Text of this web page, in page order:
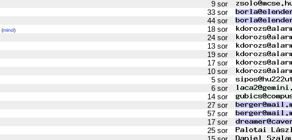
9 sor
33 sor
44 sor
(mind) 18 sor
24 sor
13 sor
19 sor
17 sor
10 sor
5 sor
6 sor
14 sor
27 sor
57 sor
17 sor
25 sor